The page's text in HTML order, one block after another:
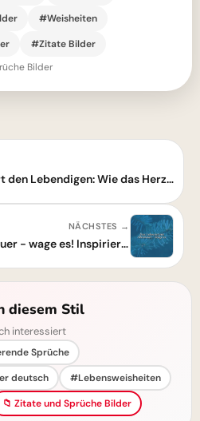
#Weisheiten
#Zitate Bilder
Bilder
Das Leben gehört den Lebendigen: Wie das Herz den sanften Wandel umarmt
NÄCHSTES →
Das Leben ist ein Abenteuer - wage es! Inspirierende Worte
diesem Stil
interessiert
Sprüche
deutsch
#Lebensweisheiten
📁 Zitate und Sprüche Bilder